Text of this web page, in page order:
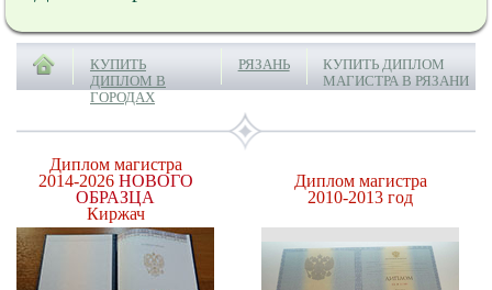
КУПИТЬ
ДИПЛОМ В
ГОРОДАХ
РЯЗАНЬ
КУПИТЬ ДИПЛОМ
МАГИСТРА В РЯЗАНИ
Диплом магистра
2014-2026 НОВОГО
ОБРАЗЦА
Киржач
Диплом магистра
2010-2013 год